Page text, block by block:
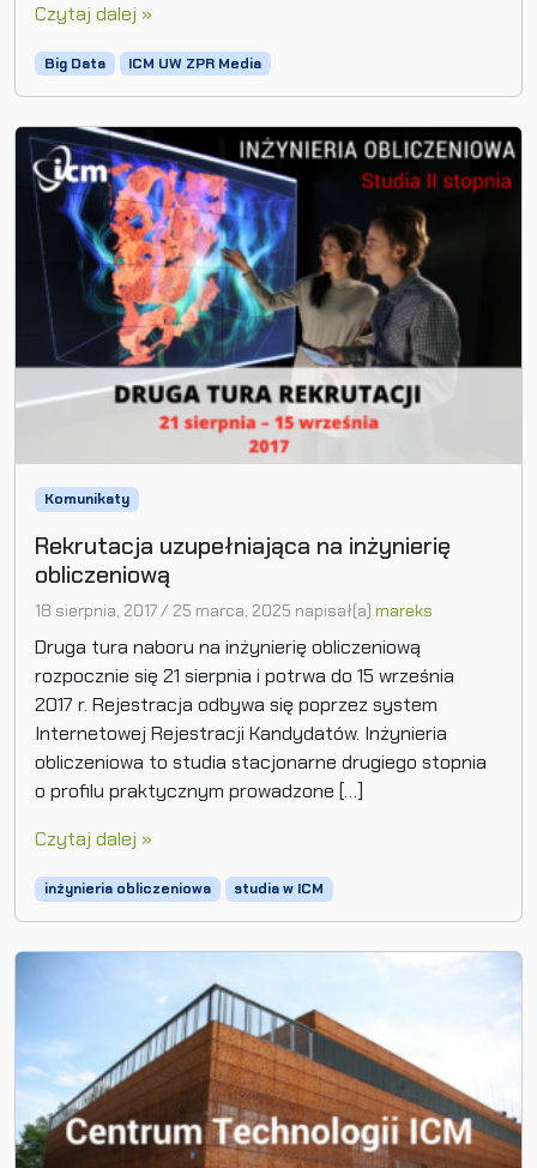
Czytaj dalej »
Big Data ICM UW ZPR Media
Komunikaty
Rekrutacja uzupełniająca na inżynierię
obliczeniową
18 sierpnia, 2017/ 25 marca, 2025 napisał(a) mareks
Druga tura naboru na inżynierię obliczeniową
rozpocznie się 21 sierpnia i potrwa do 15 września
2017 r. Rejestracja odbywa się poprzez system
Internetowej Rejestracji Kandydatów. Inżynieria
obliczeniowa to studia stacjonarne drugiego stopnia
o profilu praktycznym prowadzone […]
Czytaj dalej »
inżynieria obliczeniowa studia w ICM